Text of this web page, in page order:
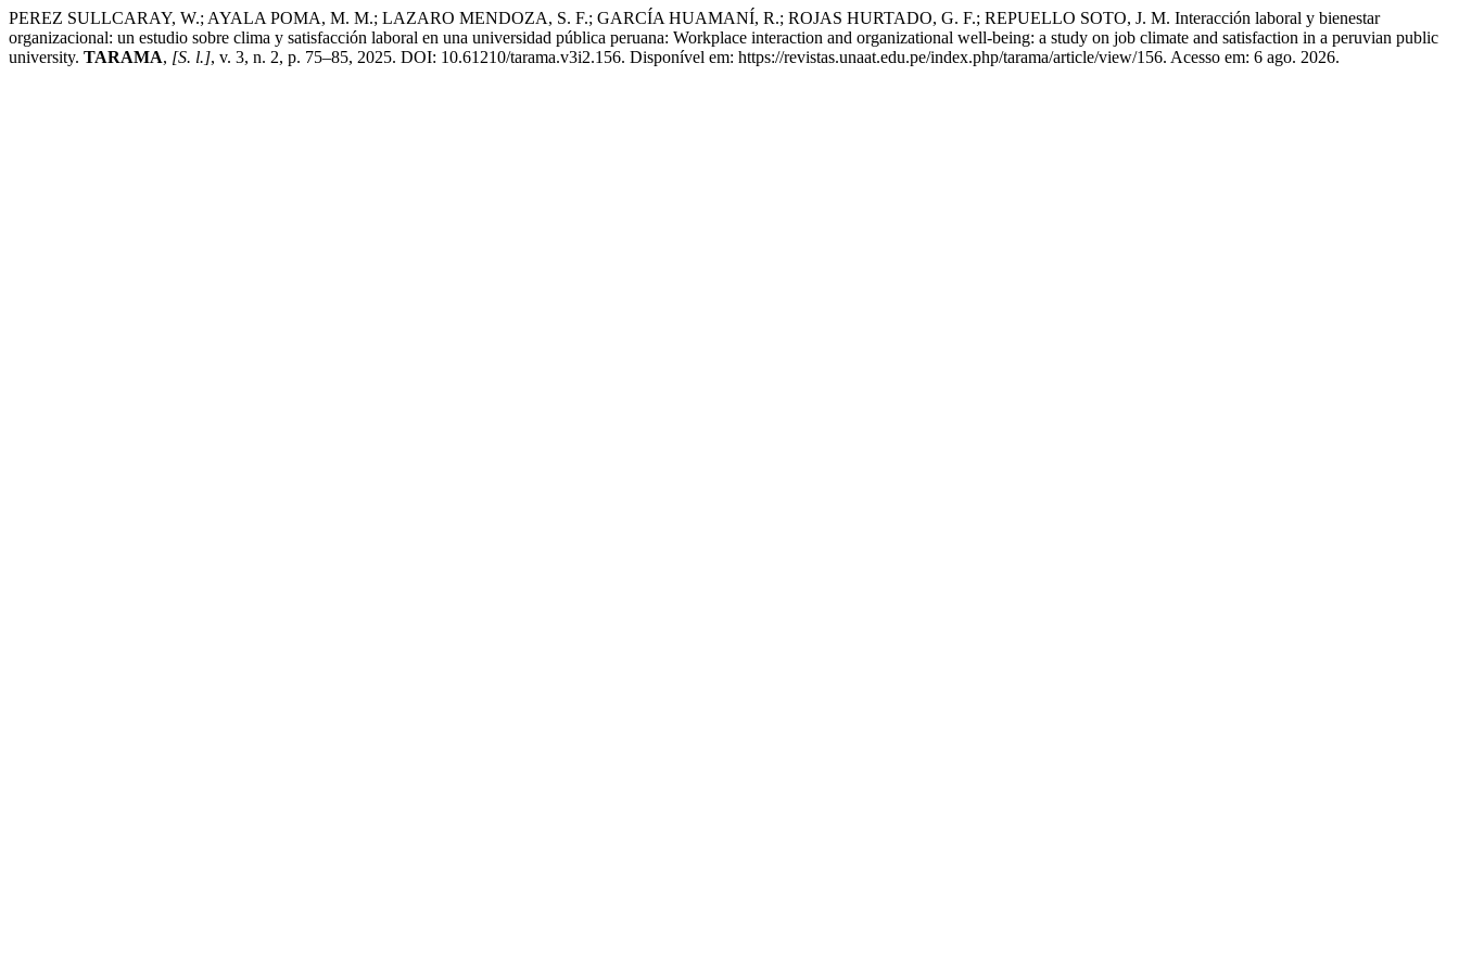
PEREZ SULLCARAY, W.; AYALA POMA, M. M.; LAZARO MENDOZA, S. F.; GARCÍA HUAMANÍ, R.; ROJAS HURTADO, G. F.; REPUELLO SOTO, J. M. Interacción laboral y bienestar
organizacional: un estudio sobre clima y satisfacción laboral en una universidad pública peruana: Workplace interaction and organizational well-being: a study on job climate and satisfaction in a peruvian public
university. TARAMA, [S. l.], v. 3, n. 2, p. 75–85, 2025. DOI: 10.61210/tarama.v3i2.156. Disponível em: https://revistas.unaat.edu.pe/index.php/tarama/article/view/156. Acesso em: 6 ago. 2026.